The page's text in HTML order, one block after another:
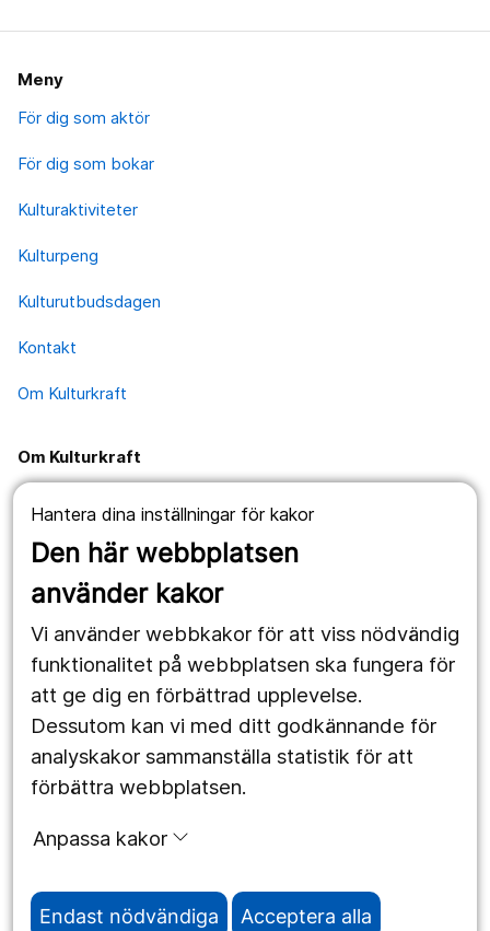
Hantera dina inställningar för kakor
Den här webbplatsen
använder kakor
Vi använder webbkakor för att viss nödvändig
funktionalitet på webbplatsen ska fungera för
att ge dig en förbättrad upplevelse.
Dessutom kan vi med ditt godkännande för
analyskakor sammanställa statistik för att
förbättra webbplatsen.
Anpassa kakor
Endast nödvändiga Acceptera alla
Meny
För dig som aktör
För dig som bokar
Kulturaktiviteter
Kulturpeng
Kulturutbudsdagen
Kontakt
Om Kulturkraft
Om Kulturkraft
KulturKraft utvecklades för att öka tillgången på
professionell kultur för barn och unga mellan 3-19 år i
Örebro län. Skolor, förskolor, kulturverksamheter och
länets kommuner samarbetar för att garantera att kulturen
blir en naturlig del av barnens vardag. Region Örebro län
kvalitetssäkrar det urval av kulturutbud som presenteras
på denna webbplats. Specifikt innehåll på undersidor med
kulturutbud samt generella verksamhetsfrågor ansvarar
respektive kulturaktör för.